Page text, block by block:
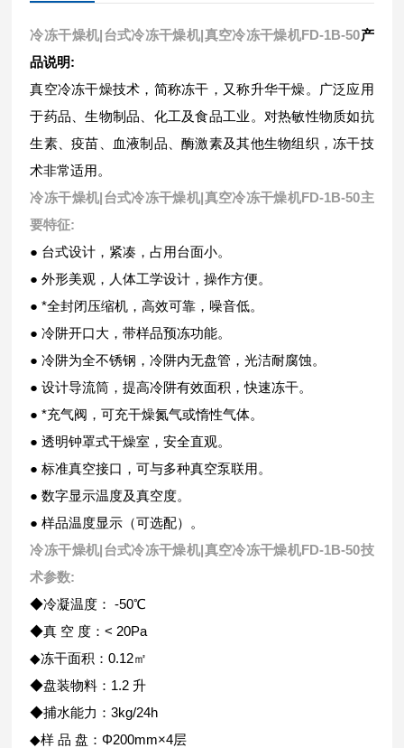
冷冻干燥机|台式冷冻干燥机|真空冷冻干燥机FD-1B-50产
品说明:
真空冷冻干燥技术，简称冻干，又称升华干燥。广泛应用
于药品、生物制品、化工及食品工业。对热敏性物质如抗
生素、疫苗、血液制品、酶激素及其他生物组织，冻干技
术非常适用。
冷冻干燥机|台式冷冻干燥机|真空冷冻干燥机FD-1B-50主
要特征:
● 台式设计，紧凑，占用台面小。
● 外形美观，人体工学设计，操作方便。
● *全封闭压缩机，高效可靠，噪音低。
● 冷阱开口大，带样品预冻功能。
● 冷阱为全不锈钢，冷阱内无盘管，光洁耐腐蚀。
● 设计导流筒，提高冷阱有效面积，快速冻干。
● *充气阀，可充干燥氮气或惰性气体。
● 透明钟罩式干燥室，安全直观。
● 标准真空接口，可与多种真空泵联用。
● 数字显示温度及真空度。
● 样品温度显示（可选配）。
冷冻干燥机|台式冷冻干燥机|真空冷冻干燥机FD-1B-50技
术参数:
◆冷凝温度： -50℃
◆真 空 度：< 20Pa
◆冻干面积：0.12㎡
◆盘装物料：1.2 升
◆捕水能力：3kg/24h
◆样 品 盘：Φ200mm×4层